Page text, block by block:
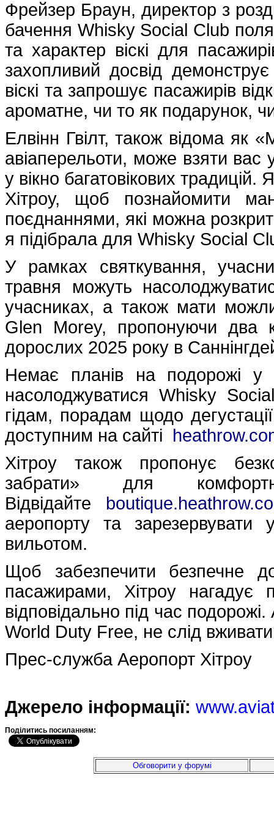
Фрейзер Браун, директор з
бачення Whisky Social Club
та характер віскі для
захопливий досвід демонструє
віскі та запрошує пасажирів
ароматне, чи то як подарунок,
Елвінн Гвілт, також відома як
авіаперельоти, може взяти вас
у вікно багатовікових
Хітроу, щоб познайомити
поєднаннями, які можна
я підібрала для Whisky Social
У рамках святкування,
травня можуть
учасниках, а також мати
Glen Morey, пропонуючи два
дорослих 2025 року в
Немає планів на подорожі
насолоджуватися Whisky
гідам, порадам щодо
доступним на сайті
Хітроу також пропонує
забрати» для
Відвідайте
аеропорту та
вильотом.
Щоб забезпечити безпечне
пасажирами, Хітроу нагадує
відповідально під час
World Duty Free, не слід
Прес-служба Аеропорт Хітроу
Джерело інформації:
Подiлитись посиланням:
Обговорити у форумі